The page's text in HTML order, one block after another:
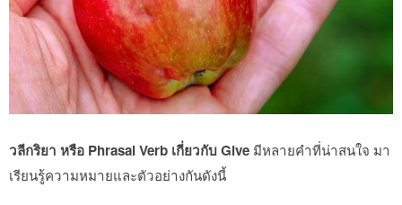
วลีกริยา หรือ Phrasal Verb เกี่ยวกับ Give มีหลายคำที่น่าสนใจ มา
เรียนรู้ความหมายและตัวอย่างกันดังนี้